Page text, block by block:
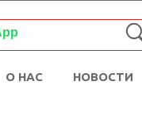
О НАС НОВОСТИ